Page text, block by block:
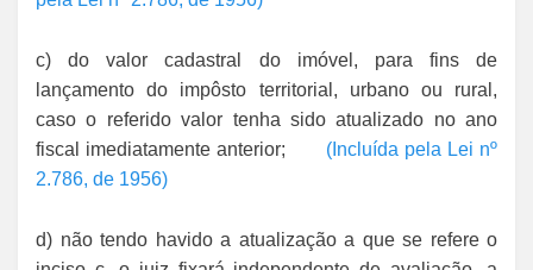
c) do valor cadastral do imóvel, para fins de
lançamento do impôsto territorial, urbano ou rural,
caso o referido valor tenha sido atualizado no ano
fiscal imediatamente anterior; (Incluída pela Lei nº
2.786, de 1956)
d) não tendo havido a atualização a que se refere o